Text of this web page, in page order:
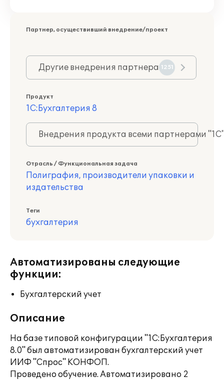
Партнер, осуществивший внедрение/проект
Другие внедрения партнера 1251
Продукт
1С:Бухгалтерия 8
Внедрения продукта всеми партнерами
Отрасль / Функциональная задача
Полиграфия, производители упаковки и
издательства
Теги
бухгалтерия
Автоматизированы следующие
функции:
Бухгалтерский учет
Описание
На базе типовой конфигурации "1С:Бухгалтерия
8.0" был автоматизирован бухгалтерский учет
ИИФ "Спрос" КОНФОП.
Проведено обучение. Автоматизировано 2